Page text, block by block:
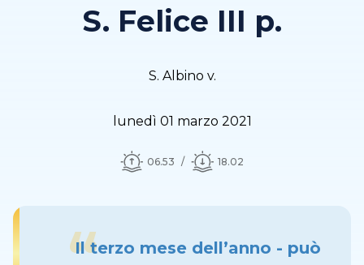
S. Felice III p.
S. Albino v.
lunedì 01 marzo 2021
06.53 18.02
Il terzo mese dell’anno - può